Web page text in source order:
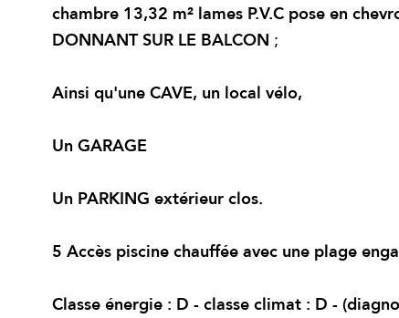
chambre 13,32 m² lames P.V.C pose en
DONNANT SUR LE BALCON ;
Ainsi qu'une CAVE, un local vélo,
Un GARAGE
Un PARKING extérieur clos.
5 Accès piscine chauffée avec une plage
Classe énergie : D - classe climat : D -